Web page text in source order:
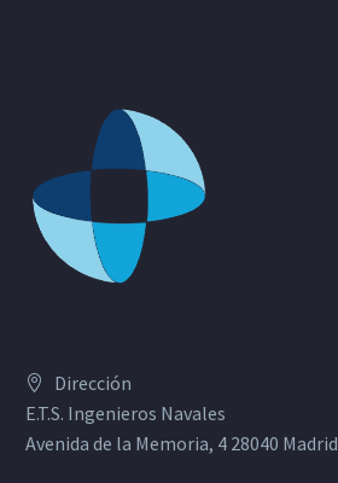
Dirección
E.T.S. Ingenieros Navales
Avenida de la Memoria, 4 28040 Madrid